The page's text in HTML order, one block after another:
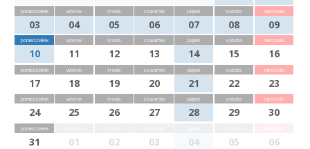
poniedziałek
03
wtorek
04
środa
05
czwartek
06
piątek
07
sobota
08
niedziela
09
poniedziałek
10
wtorek
11
środa
12
czwartek
13
piątek
14
sobota
15
niedziela
16
poniedziałek
17
wtorek
18
środa
19
czwartek
20
piątek
21
sobota
22
niedziela
23
poniedziałek
24
wtorek
25
środa
26
czwartek
27
piątek
28
sobota
29
niedziela
30
poniedziałek
31 01 02 03 04 05 06